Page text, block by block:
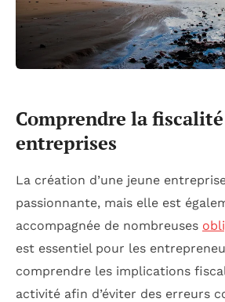
Comprendre la
entreprises
La création d’une jeune
passionnante, mais elle est
accompagnée de nombreuses
est essentiel pour les
comprendre les implications
activité afin d’éviter des erreurs